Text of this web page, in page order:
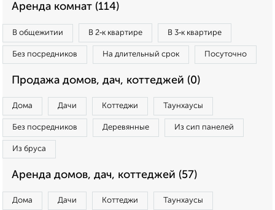
Аренда комнат (114)
В общежитии В 2‑к квартире В 3‑к квартире
Без посредников На длительный срок Посуточно
Продажа домов, дач, коттеджей (0)
Дома Дачи Коттеджи Таунхаусы
Без посредников Деревянные Из сип панелей
Из бруса
Аренда домов, дач, коттеджей (57)
Дома Дачи Коттеджи Таунхаусы